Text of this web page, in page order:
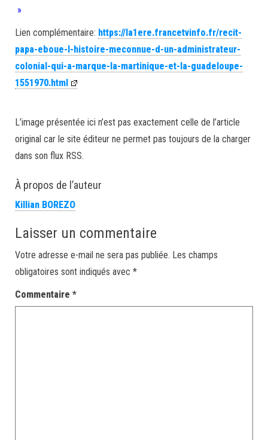
»
Lien complémentaire: https://la1ere.francetvinfo.fr/recit-
papa-eboue-l-histoire-meconnue-d-un-administrateur-
colonial-qui-a-marque-la-martinique-et-la-guadeloupe-
1551970.html
L’image présentée ici n’est pas exactement celle de l’article
original car le site éditeur ne permet pas toujours de la charger
dans son flux RSS.
À propos de l’auteur
Killian BOREZO
Laisser un commentaire
Votre adresse e-mail ne sera pas publiée. Les champs
obligatoires sont indiqués avec *
Commentaire *